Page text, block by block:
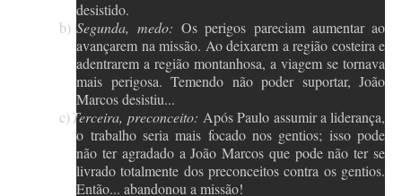
desistido.
b) Segunda, medo: Os perigos pareciam aumentar ao
avançarem na missão. Ao deixarem a região costeira e
adentrarem a região montanhosa, a viagem se tornava
mais perigosa. Temendo não poder suportar, João
Marcos desistiu...
c)Terceira, preconceito: Após Paulo assumir a liderança,
o trabalho seria mais focado nos gentios; isso pode
não ter agradado a João Marcos que pode não ter se
livrado totalmente dos preconceitos contra os gentios.
Então... abandonou a missão!